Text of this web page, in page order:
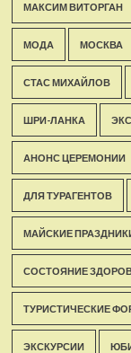
МАКСИМ ВИТОРГАН
МОДА МОСКВА
СТАС МИХАЙЛОВ
ШРИ-ЛАНКА
АНОНС ЦЕРЕМОНИИ
ДЛЯ ТУРАГЕНТОВ
МАЙСКИЕ
СОСТОЯНИЕ
ТУРИСТИЧЕСКИЕ
ЭКСКУРСИИ